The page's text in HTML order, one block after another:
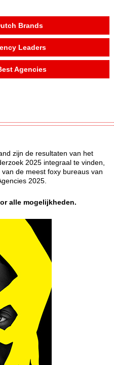
Brands
Leaders
Agencies
zijn de resultaten van het
2025 integraal te vinden,
de meest foxy bureaus van
2025.
alle mogelijkheden.